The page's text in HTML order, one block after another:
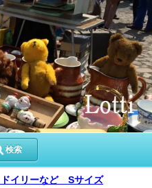
検索
イリーなど Sサイズ